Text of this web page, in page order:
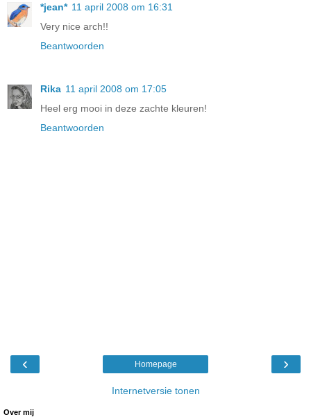
*jean* 11 april 2008 om 16:31
Very nice arch!!
Beantwoorden
Rika 11 april 2008 om 17:05
Heel erg mooi in deze zachte kleuren!
Beantwoorden
‹ ›
Homepage
Internetversie tonen
Over mij